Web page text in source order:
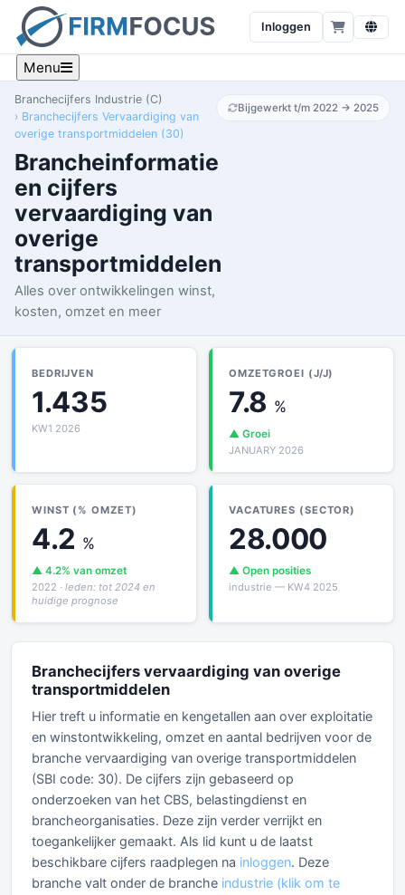
Inloggen
Menu
Branchecijfers Industrie (C)
Branchecijfers Vervaardiging van
overige transportmiddelen (30)
Brancheinformatie
en cijfers
vervaardiging van
overige
transportmiddelen
Alles over ontwikkelingen winst,
kosten, omzet en meer
Bijgewerkt t/m 2022 → 2025
BEDRIJVEN
1.435
KW1 2026
OMZETGROEI (J/J)
7.8 %
▲ Groei
JANUARY 2026
WINST (% OMZET)
4.2 %
▲ 4.2% van omzet
2022 · leden: tot 2024 en
huidige prognose
VACATURES (SECTOR)
28.000
▲ Open posities
industrie — KW4 2025
Branchecijfers vervaardiging van overige
transportmiddelen
Hier treft u informatie en kengetallen aan over exploitatie
en winstontwikkeling, omzet en aantal bedrijven voor de
branche vervaardiging van overige transportmiddelen
(SBI code: 30). De cijfers zijn gebaseerd op
onderzoeken van het CBS, belastingdienst en
brancheorganisaties. Deze zijn verder verrijkt en
toegankelijker gemaakt. Als lid kunt u de laatst
beschikbare cijfers raadplegen na inloggen. Deze
branche valt onder de branche industrie (klik om te